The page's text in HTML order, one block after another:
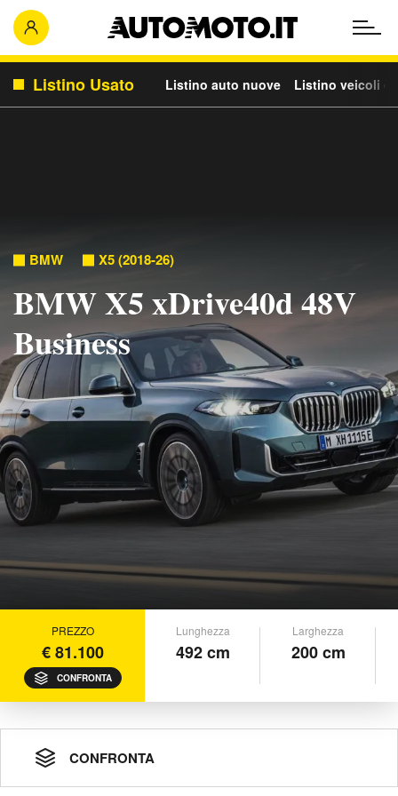
Listino Usato Listino auto nuove Listino veicoli
BMW X5 (2018-26)
BMW X5 xDrive40d 48V
Business
PREZZO
€ 81.100
CONFRONTA
Lunghezza
492 cm
Larghezza
200 cm
CONFRONTA